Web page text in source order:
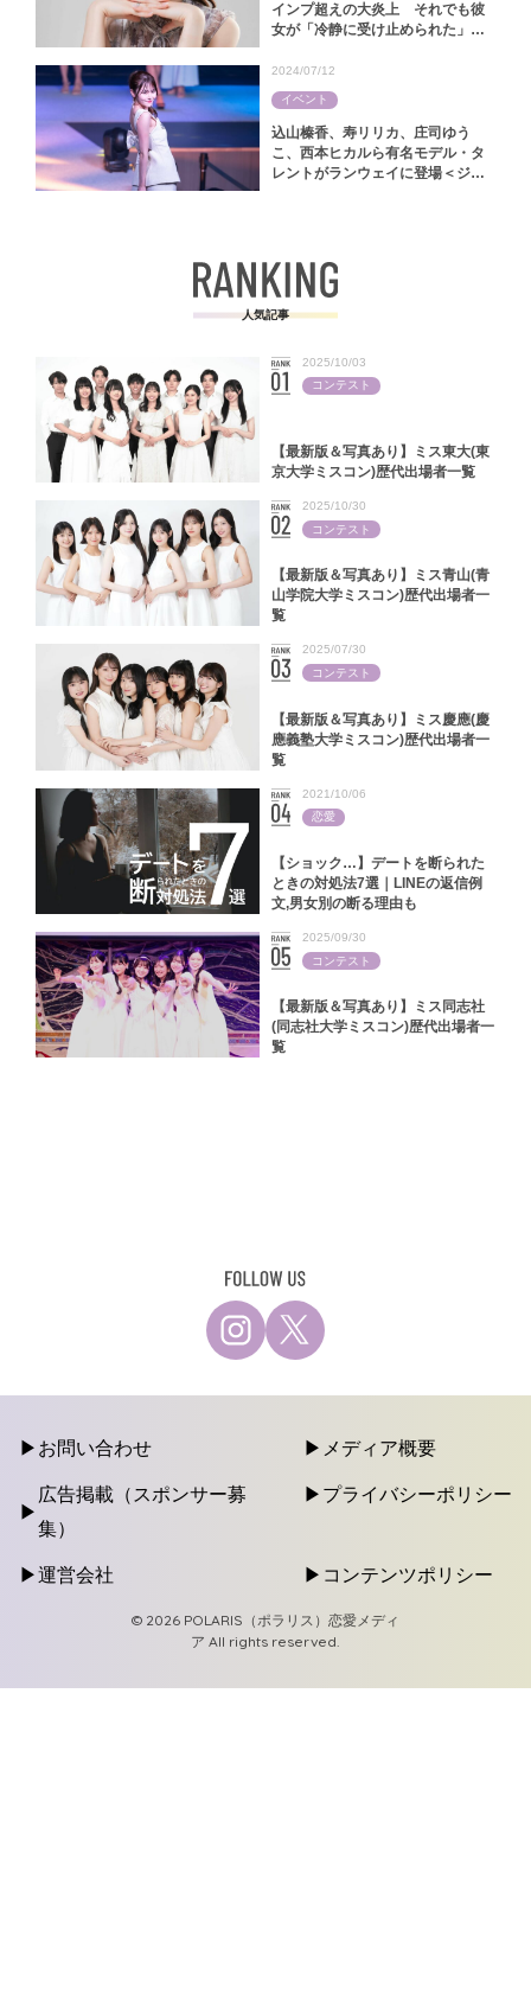
インプ超えの大炎上 それでも彼
女が「冷静に受け止められた」ワ
2025】
込山榛香、寿リリカ、庄司ゆう
こ、西本ヒカルら有名モデル・タ
レントがランウェイに登場＜ジャ
2024/07/12
イベント
人気記事
【最新版＆写真あり】ミス東大(東
京大学ミスコン)歴代出場者一覧
2025/10/03
コンテスト
【最新版＆写真あり】ミス青山(青
山学院大学ミスコン)歴代出場者一
覧
2025/10/30
コンテスト
【最新版＆写真あり】ミス慶應(慶
應義塾大学ミスコン)歴代出場者一
覧
2025/07/30
コンテスト
【ショック…】デートを断られた
ときの対処法7選｜LINEの返信例
文,男女別の断る理由も
2021/10/06
恋愛
【最新版＆写真あり】ミス同志社
(同志社大学ミスコン)歴代出場者一
覧
2025/09/30
コンテスト
お問い合わせ メディア概要
広告掲載（スポンサー募
集）
プライバシーポリシー
運営会社 コンテンツポリシー
© 2026 POLARIS（ポラリス）恋愛メディ
ア All rights reserved.